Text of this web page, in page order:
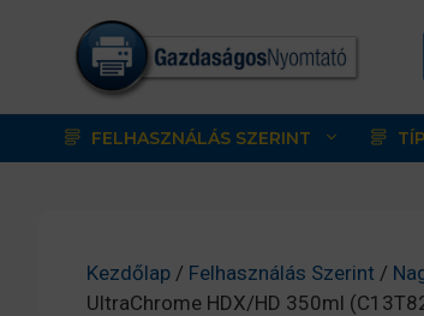
tartalomba
FELHASZNÁLÁS SZERINT
Kezdőlap / Felhasználás Szerint /
UltraChrome HDX/HD 350ml